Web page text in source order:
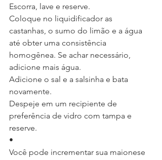
Escorra, lave e reserve.
Coloque no liquidificador as
castanhas, o sumo do limão e a água
até obter uma consistência
homogênea. Se achar necessário,
adicione mais água.
Adicione o sal e a salsinha e bata
novamente.
Despeje em um recipiente de
preferência de vidro com tampa e
reserve.
•
Você pode incrementar sua maionese